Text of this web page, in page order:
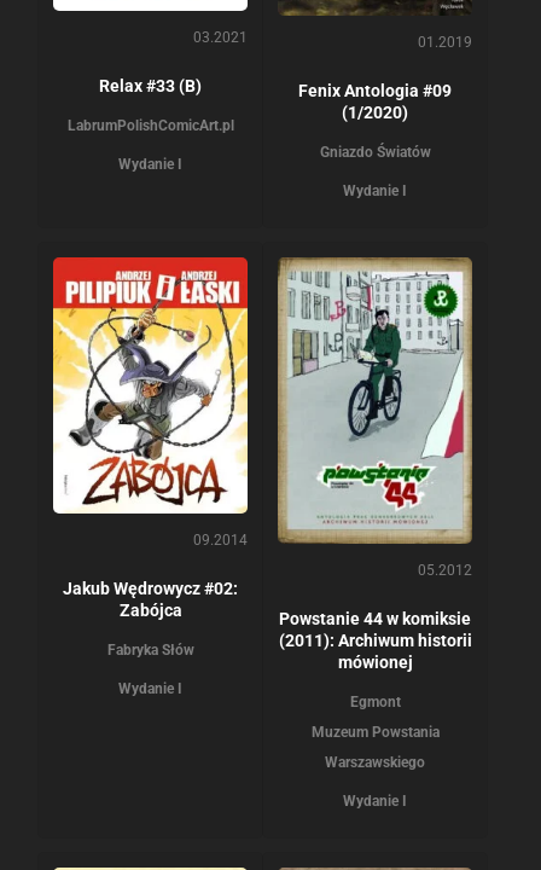
03.2021
Relax #33 (B)
LabrumPolishComicArt.pl
Wydanie I
01.2019
Fenix Antologia #09
(1/2020)
Gniazdo Światów
Wydanie I
09.2014
Jakub Wędrowycz #02:
Zabójca
Fabryka Słów
Wydanie I
05.2012
Powstanie 44 w komiksie
(2011): Archiwum historii
mówionej
Egmont
Muzeum Powstania
Warszawskiego
Wydanie I